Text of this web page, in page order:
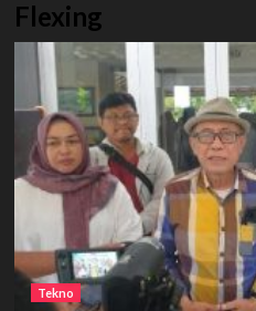
Flexing
Tekno